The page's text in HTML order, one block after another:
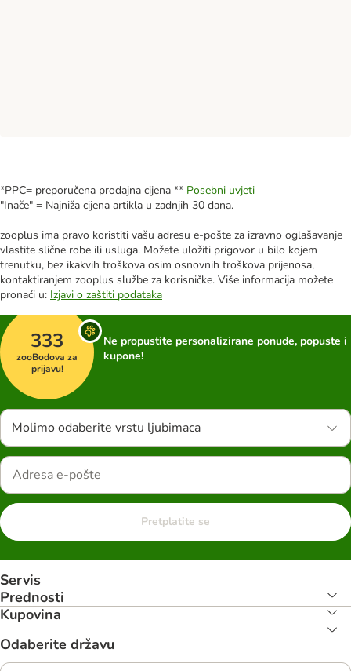
*PPC= preporučena prodajna cijena ** Posebni uvjeti
"Inače" = Najniža cijena artikla u zadnjih 30 dana.
zooplus ima pravo koristiti vašu adresu e-pošte za izravno oglašavanje
vlastite slične robe ili usluga. Možete uložiti prigovor u bilo kojem
trenutku, bez ikakvih troškova osim osnovnih troškova prijenosa,
kontaktiranjem zooplus službe za korisničke. Više informacija možete
pronaći u: Izjavi o zaštiti podataka
333
zooBodova za
prijavu!
Ne propustite personalizirane ponude, popuste i
kupone!
Molimo odaberite vrstu ljubimaca
Pretplatite se
Servis
Prednosti
Kupovina
Odaberite državu